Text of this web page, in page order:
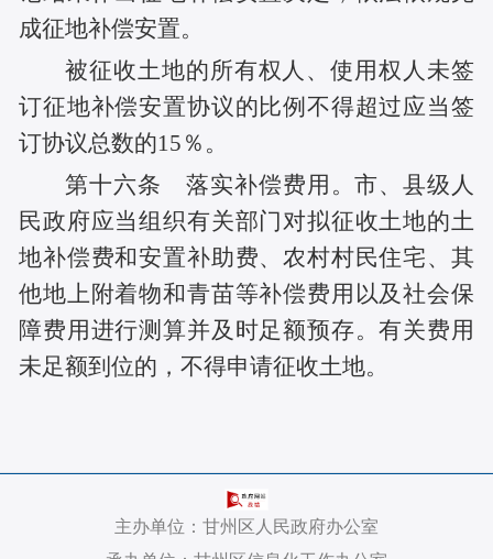
成征地补偿安置。
被征收土地的所有权人、使用权人未签
订征地补偿安置协议的比例不得超过应当签
订协议总数的15％。
第十六条 落实补偿费用。市、县级人
民政府应当组织有关部门对拟征收土地的土
地补偿费和安置补助费、农村村民住宅、其
他地上附着物和青苗等补偿费用以及社会保
障费用进行测算并及时足额预存。有关费用
未足额到位的，不得申请征收土地。
主办单位：甘州区人民政府办公室